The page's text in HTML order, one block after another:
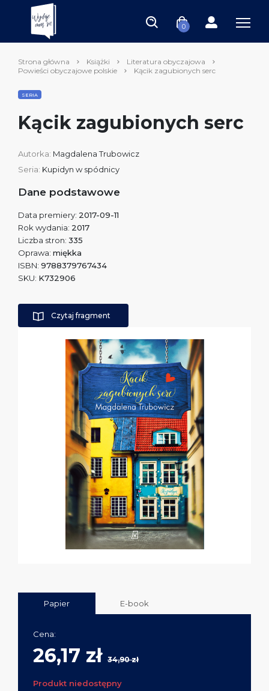
0
Strona główna Książki
Literatura obyczajowa
Powieści obyczajowe polskie
Kącik zagubionych serc
SERIA
Kącik zagubionych serc
Autorka: Magdalena Trubowicz
Seria: Kupidyn w spódnicy
Dane podstawowe
Data premiery: 2017-09-11
Rok wydania: 2017
Liczba stron: 335
Oprawa: miękka
ISBN: 9788379767434
SKU: K732906
Czytaj fragment
Papier E-book
Cena:
26,17 zł 34,90 zł
Produkt niedostępny